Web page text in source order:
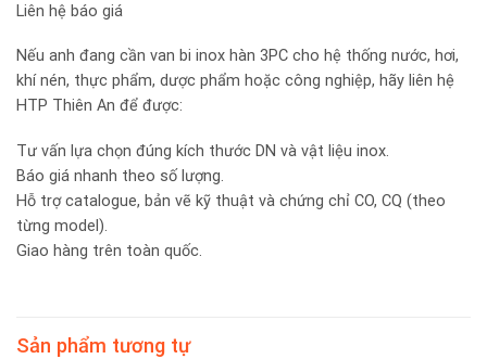
Liên hệ báo giá
Nếu anh đang cần van bi inox hàn 3PC cho hệ thống nước, hơi,
khí nén, thực phẩm, dược phẩm hoặc công nghiệp, hãy liên hệ
HTP Thiên An để được:
Tư vấn lựa chọn đúng kích thước DN và vật liệu inox.
Báo giá nhanh theo số lượng.
Hỗ trợ catalogue, bản vẽ kỹ thuật và chứng chỉ CO, CQ (theo
từng model).
Giao hàng trên toàn quốc.
Sản phẩm tương tự